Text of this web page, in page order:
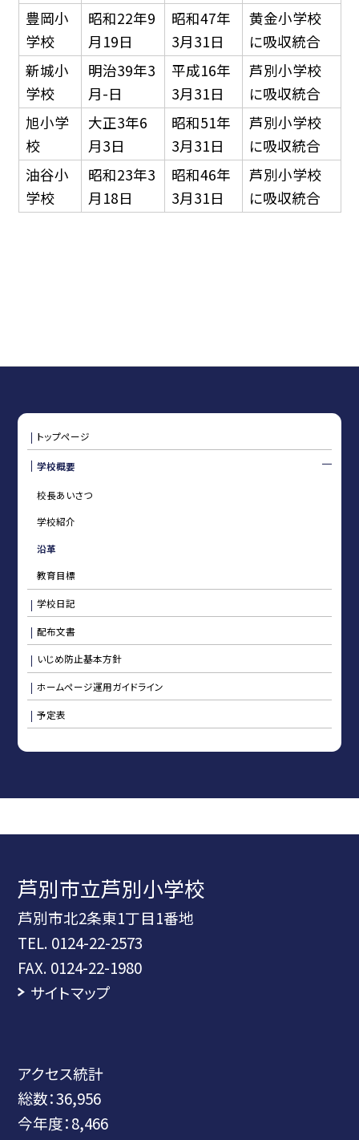
豊岡小
学校
昭和22年9
月19日
昭和47年
3月31日
黄金小学校
に吸収統合
新城小
学校
明治39年3
月-日
平成16年
3月31日
芦別小学校
に吸収統合
旭小学
校
大正3年6
月3日
昭和51年
3月31日
芦別小学校
に吸収統合
油谷小
学校
昭和23年3
月18日
昭和46年
3月31日
芦別小学校
に吸収統合
トップページ
学校概要
校長あいさつ
学校紹介
沿革
教育目標
学校日記
配布文書
いじめ防止基本方針
ホームページ運用ガイドライン
予定表
芦別市立芦別小学校
芦別市北2条東1丁目1番地
TEL. 0124-22-2573
FAX. 0124-22-1980
サイトマップ
アクセス統計
総数：36,956
今年度：8,466